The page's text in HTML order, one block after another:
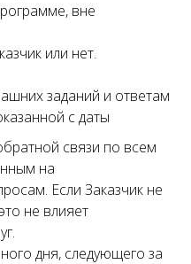
вне
или нет.
заданий и ответам
с даты
связи по всем
на
Если Заказчик не
не влияет
дня, следующего за